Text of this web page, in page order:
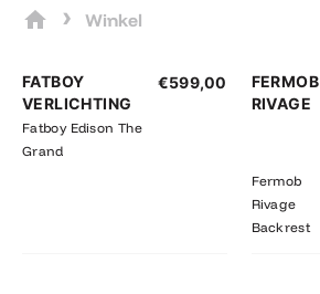
› Winkel
FATBOY
VERLICHTING
Fatboy Edison The
Grand
€599,00
FERMOB
RIVAGE
Fermob
Rivage
Backrest